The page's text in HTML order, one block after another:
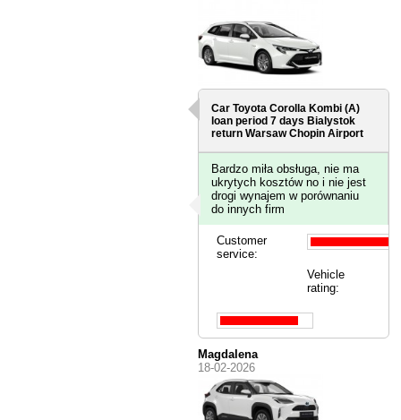
Car Toyota Corolla Kombi (A)
loan period 7 daysBialystok
return Warsaw Chopin Airport
Bardzo miła obsługa, nie ma
ukrytych kosztów no i nie jest
drogi wynajem w porównaniu
do innych firm
Customer
service:
Vehicle
rating:
Magdalena
18-02-2026